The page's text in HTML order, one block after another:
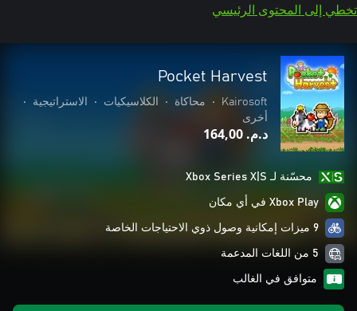
تخطي إلى المحتوى الرئيسي
Pocket Harvest
Kairosoft
• محاكاة • الكلاسيكيات • الاستراتيجية
•
أخرى
د.م.‏ 164,00
محسّنة لـ Xbox Series X|S
Xbox Play في أي مكان
9 ميزات إمكانية وصول ذوي الاحتياجات الخاصة
5 من اللغات المدعمة
متوافق في الغالب